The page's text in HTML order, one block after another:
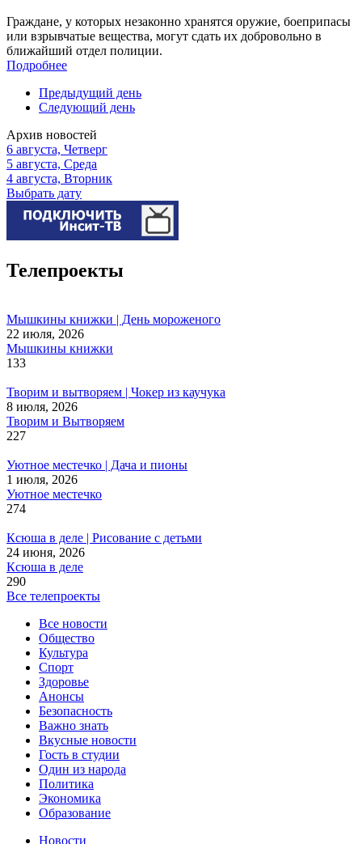
Граждане, у которых незаконно хранятся оружие, боеприпасы
или взрывчатые вещества, могут сдать их добровольно в
ближайший отдел полиции.
Подробнее
Предыдущий день
Следующий день
Архив новостей
6 августа, Четверг
5 августа, Среда
4 августа, Вторник
Выбрать дату
Телепроекты
Мышкины книжки | День мороженого
22 июля, 2026
Мышкины книжки
133
Творим и вытворяем | Чокер из каучука
8 июля, 2026
Творим и Вытворяем
227
Уютное местечко | Дача и пионы
1 июля, 2026
Уютное местечко
274
Ксюша в деле | Рисование с детьми
24 июня, 2026
Ксюша в деле
290
Все телепроекты
Все новости
Общество
Культура
Спорт
Здоровье
Анонсы
Безопасность
Важно знать
Вкусные новости
Гость в студии
Один из народа
Политика
Экономика
Образование
Новости